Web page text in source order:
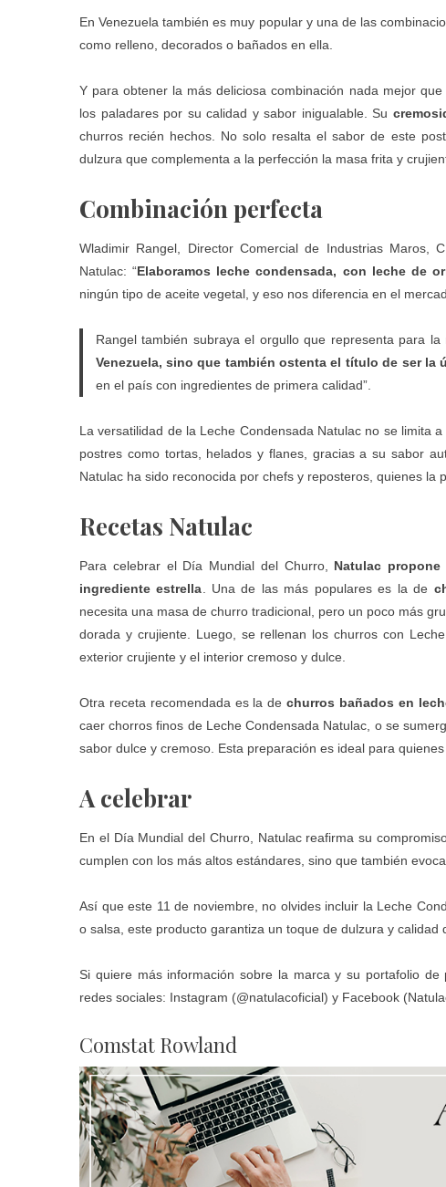
En Venezuela también es muy popular y una de las
como relleno, decorados o bañados en ella.
Y para obtener la más deliciosa combinación nada mejor que
los paladares por su calidad y sabor inigualable. Su
churros recién hechos. No solo resalta el sabor de este
dulzura que complementa a la perfección la masa frita y
Combinación perfecta
Wladimir Rangel, Director Comercial de Industrias Maros,
Natulac: “Elaboramos leche condensada, con leche de
ningún tipo de aceite vegetal, y eso nos diferencia en el
Rangel también subraya el orgullo que representa para la
Venezuela, sino que también ostenta el título de ser la
en el país con ingredientes de primera calidad”.
La versatilidad de la Leche Condensada Natulacno se limita a
postres como tortas, helados y flanes, gracias a su sabor
Natulac ha sido reconocida por chefs y reposteros, quienes la
Recetas Natulac
Para celebrar el Día Mundial del Churro, Natulac
ingrediente estrella . Una de las más populares es la de
necesita una masa de churro tradicional, pero un poco más
dorada y crujiente. Luego, se rellenan los churros con
exterior crujiente y el interior cremoso y dulce.
Otra receta recomendada es la dechurros bañados en
caer chorros finos de Leche Condensada Natulac, o se
sabor dulce y cremoso. Esta preparación es ideal para
A celebrar
En el Día Mundial del Churro, Natulac reafirma su
cumplen con los más altos estándares, sino que también
Así que este 11 de noviembre, no olvides incluir la Leche
o salsa, este producto garantiza un toque de dulzura y calidad
Si quiere más información sobre la marca y su portafolio de
redes sociales: Instagram (@natulacoficial) y Facebook (
Comstat Rowland